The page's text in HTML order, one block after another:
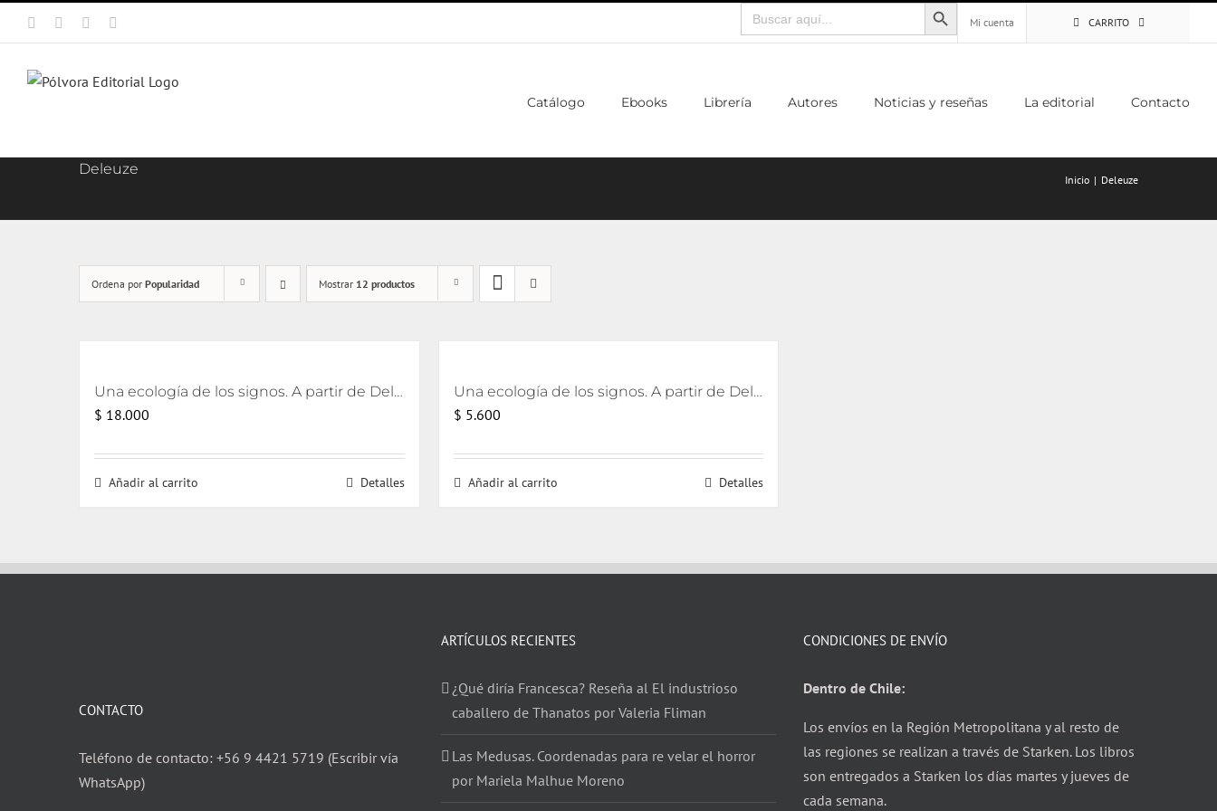
Facebook Instagram
Buscar:
Mi cuenta
CARRITO
Catálogo Ebooks Librería Autores Noticias y reseñas La editorial Contacto
Deleuze
Inicio Deleuze
Ordena por Popularidad Mostrar 12 productos
Una ecología de los signos. A partir de Deleuze
$ 18.000
Añadir al carrito Detalles
Una ecología de los signos. A partir de Deleuze [eBook]
$ 5.600
Añadir al carrito Detalles
CONTACTO
Teléfono de contacto: +56 9 4421 5719 (Escribir vía
WhatsApp)
ARTÍCULOS RECIENTES
¿Qué diría Francesca? Reseña al El industrioso
caballero de Thanatos por Valeria Fliman
Las Medusas. Coordenadas para re velar el horror
por Mariela Malhue Moreno
CONDICIONES DE ENVÍO
Dentro de Chile:
Los envíos en la Región Metropolitana y al resto de
las regiones se realizan a través de Starken. Los libros
son entregados a Starken los días martes y jueves de
cada semana.